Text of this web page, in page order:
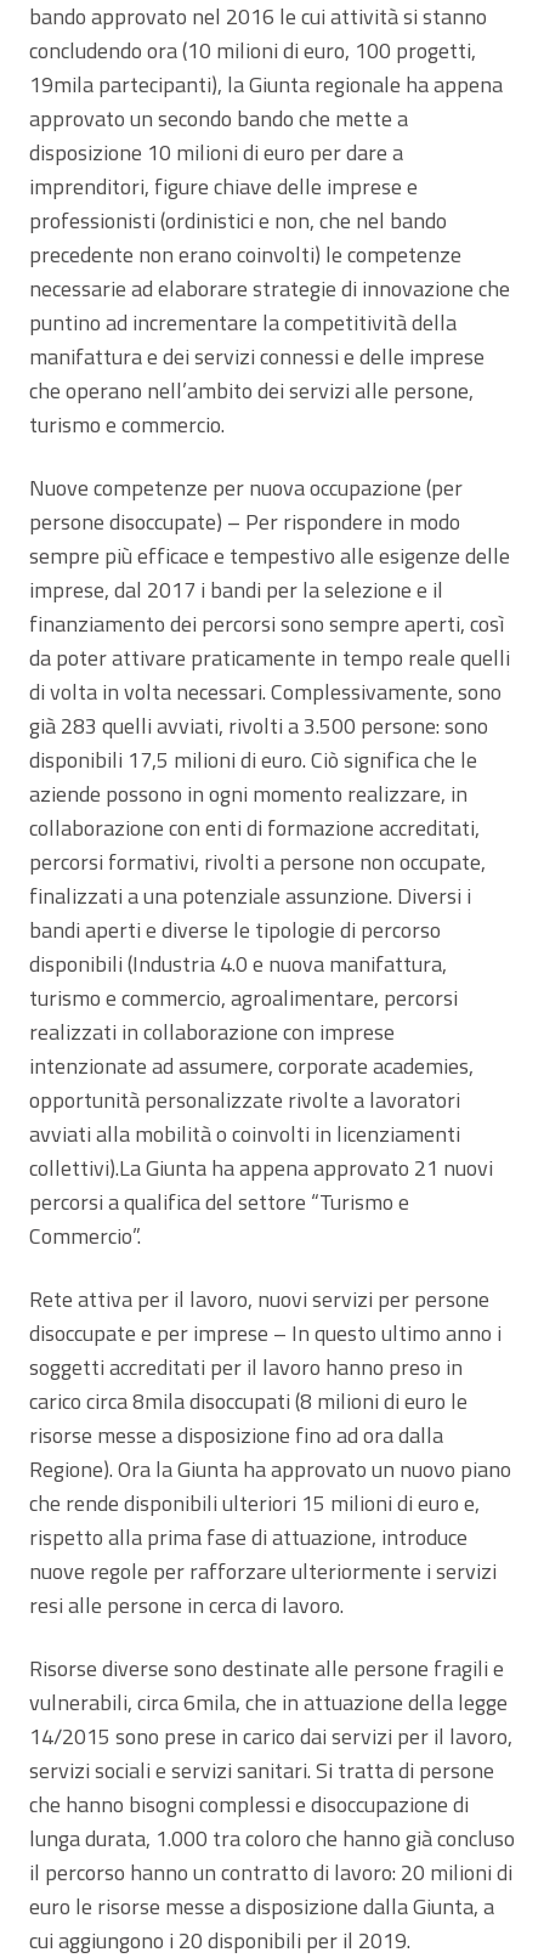
bando approvato nel 2016 le cui attività si stanno
concludendo ora (10 milioni di euro, 100 progetti,
19mila partecipanti), la Giunta regionale ha appena
approvato un secondo bando che mette a
disposizione 10 milioni di euro per dare a
imprenditori, figure chiave delle imprese e
professionisti (ordinistici e non, che nel bando
precedente non erano coinvolti) le competenze
necessarie ad elaborare strategie di innovazione che
puntino ad incrementare la competitività della
manifattura e dei servizi connessi e delle imprese
che operano nell’ambito dei servizi alle persone,
turismo e commercio.
Nuove competenze per nuova occupazione (per
persone disoccupate) – Per rispondere in modo
sempre più efficace e tempestivo alle esigenze delle
imprese, dal 2017 i bandi per la selezione e il
finanziamento dei percorsi sono sempre aperti, così
da poter attivare praticamente in tempo reale quelli
di volta in volta necessari. Complessivamente, sono
già 283 quelli avviati, rivolti a 3.500 persone: sono
disponibili 17,5 milioni di euro. Ciò significa che le
aziende possono in ogni momento realizzare, in
collaborazione con enti di formazione accreditati,
percorsi formativi, rivolti a persone non occupate,
finalizzati a una potenziale assunzione. Diversi i
bandi aperti e diverse le tipologie di percorso
disponibili (Industria 4.0 e nuova manifattura,
turismo e commercio, agroalimentare, percorsi
realizzati in collaborazione con imprese
intenzionate ad assumere, corporate academies,
opportunità personalizzate rivolte a lavoratori
avviati alla mobilità o coinvolti in licenziamenti
collettivi).La Giunta ha appena approvato 21 nuovi
percorsi a qualifica del settore “Turismo e
Commercio”.
Rete attiva per il lavoro, nuovi servizi per persone
disoccupate e per imprese – In questo ultimo anno i
soggetti accreditati per il lavoro hanno preso in
carico circa 8mila disoccupati (8 milioni di euro le
risorse messe a disposizione fino ad ora dalla
Regione). Ora la Giunta ha approvato un nuovo piano
che rende disponibili ulteriori 15 milioni di euro e,
rispetto alla prima fase di attuazione, introduce
nuove regole per rafforzare ulteriormente i servizi
resi alle persone in cerca di lavoro.
Risorse diverse sono destinate alle persone fragili e
vulnerabili, circa 6mila, che in attuazione della legge
14/2015 sono prese in carico dai servizi per il lavoro,
servizi sociali e servizi sanitari. Si tratta di persone
che hanno bisogni complessi e disoccupazione di
lunga durata, 1.000 tra coloro che hanno già concluso
il percorso hanno un contratto di lavoro: 20 milioni di
euro le risorse messe a disposizione dalla Giunta, a
cui aggiungono i 20 disponibili per il 2019.